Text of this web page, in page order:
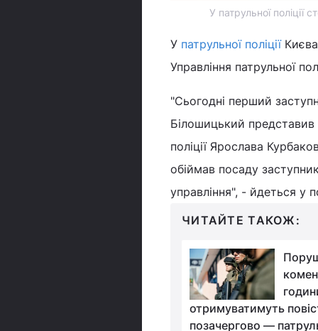
У патрульної поліції
У патрульної поліції
Управління патрульної
"Сьогодні перший
Білошицький представив
поліції Ярослава
обіймав посаду
управління", - йдеться у
ЧИТАЙТЕ ТАКОЖ:
отримуватимуть
позачергово —